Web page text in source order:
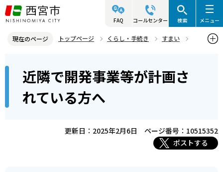
こ
の
ジ
頭
FAQ コールセンター 検索 メニュー
現在のページ トップページ くらし・手続き
すまい
近隣で開発事業等が計画さ
れている方へ
更新日：2025年2月6日
ページ番号：10515352
ポストする